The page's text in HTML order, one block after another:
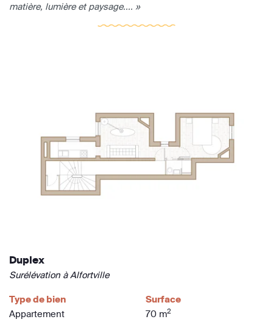
matière, lumière et paysage.... »
Duplex
Surélévation à Alfortville
Type de bien
Appartement
Surface
70 m2